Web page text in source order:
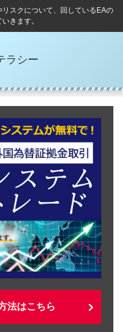
スクについて、回しているEAの
きます。
ラシー
法はこちら